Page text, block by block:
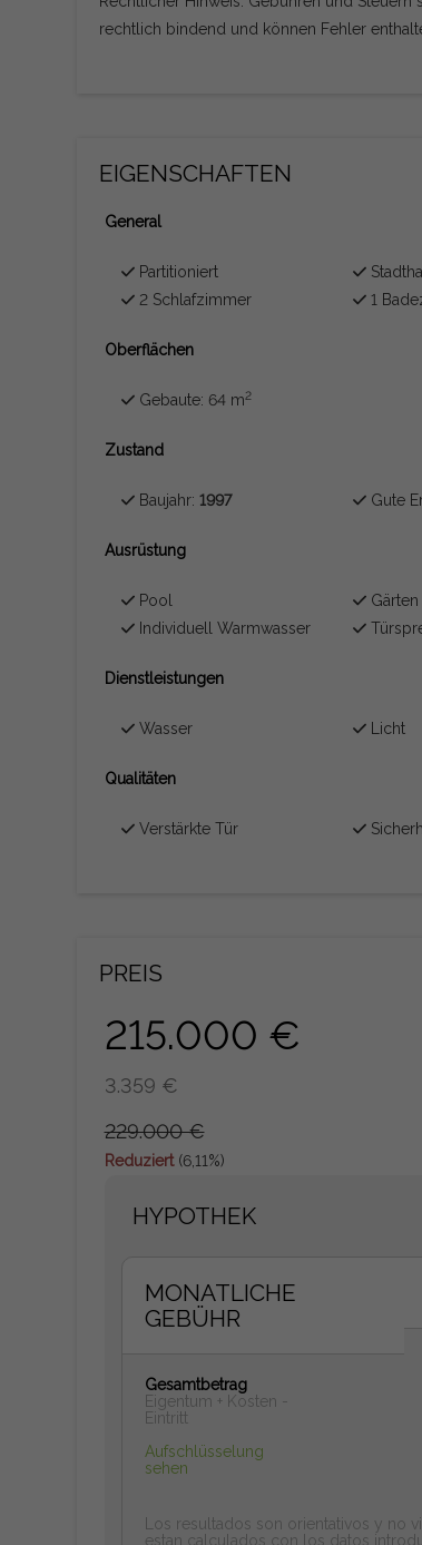
rechtlich bindend und können Fehler
EIGENSCHAFTEN
General
Partitioniert
2 Schlafzimmer
1
Oberflächen
Gebaute: 64 m2
Zustand
Baujahr: 1997 Gute
Ausrüstung
Pool Gärten
Individuell Warmwasser
Dienstleistungen
Wasser Licht
Qualitäten
Verstärkte Tür
PREIS
215.000 €
3.359 €
229.000 €
Reduziert (6,11%)
HYPOTHEK
MONATLICHE
GEBÜHR
Gesamtbetrag
Eigentum + Kosten -
Eintritt
Aufschlüsselung
sehen
Los resultados son orientativos y no
estan calculados con los datos